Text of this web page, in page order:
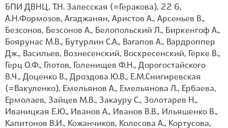
БПИ ДВНЦ, Т.Н. Залесская (=Геракова), 22 6,
А.Н.Формозов, Агаджанян, Аристов А., Арсеньев В.,
Безсонов, Безсонов А., Белопольский Л., Биркенгоф А.,
Боярунас М.В., Бутурлин С.А., Вагапов А., Вардроппер
Дж., Васильев, Вознесенский, Воскресенский, Герке В.,
Герц О.Ф., Глотов, Голенищев Ф.Н., Дорогостайского
В.Ч., Доценко В., Дроздова Ю.В., Е.М.Снигиревская
(=Вакуленко), Емельянов А., Емельянова Л., Ербаева,
Ермолаев, Зайцев М.В., Закауру С., Золотарев Н.,
Иваницкая Е.Ю., Иванов А., Иванов В.В., Ильяшенко В.,
Капитонов В.И., Кожанчиков, Колесова А., Кортусова,